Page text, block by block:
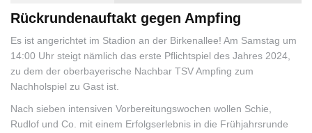
Rückrundenauftakt gegen Ampfing
Es ist angerichtet im Stadion an der Birkenallee! Am Samstag um
14:00 Uhr steigt nämlich das erste Pflichtspiel des Jahres 2024,
zu dem der oberbayerische Nachbar TSV Ampfing zum
Nachholspiel zu Gast ist.
Nach sieben intensiven Vorbereitungswochen wollen Schie,
Rudlof und Co. mit einem Erfolgserlebnis in die Frühjahrsrunde